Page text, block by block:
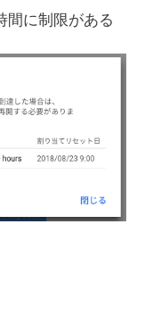
間に制限がある